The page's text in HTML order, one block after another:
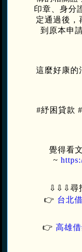
印章、身分
定通過後，
到原本申
這麼好康的
#紓困貸款
覺得看
~
⇩⇩⇩尋
👉 台北
👉 高雄